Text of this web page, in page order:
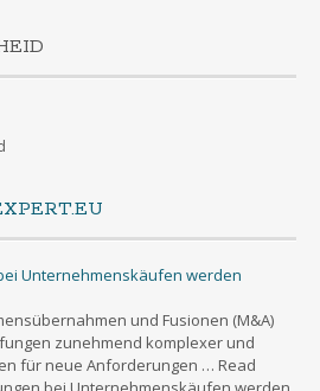
und Fusionen (M&A)
zunehmend komplexer und
für neue Anforderungen … Read
bei Unternehmenskäufen werden
Prüfungen bei